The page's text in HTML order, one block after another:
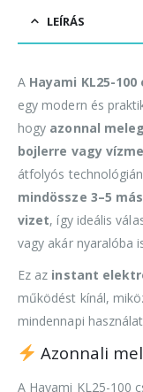
LEÍRÁS
A Hayami KL25-
egy modern és
hogy azonnal
bojlerre vagy
átfolyós
mindössze 3–5
vizet, így ideális
vagy akár nyaralóba
Ez az instant
működést kínál,
mindennapi
Azonnali
A Hayami KL25-100